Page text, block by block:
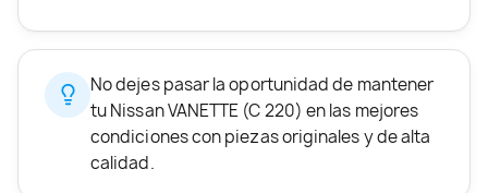
No dejes pasar la oportunidad de mantener
tu Nissan VANETTE (C 220) en las mejores
condiciones con piezas originales y de alta
calidad.